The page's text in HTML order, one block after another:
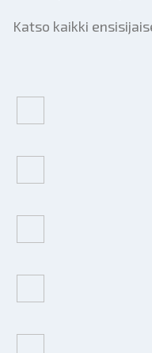
Katso kaikki